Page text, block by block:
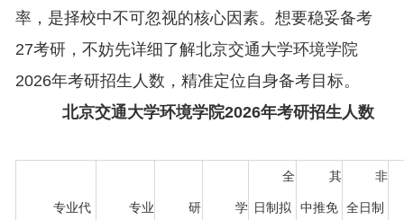
率，是择校中不可忽视的核心因素。想要稳妥备考
27考研，不妨先详细了解北京交通大学环境学院
2026年考研招生人数，精准定位自身备考目标。
北京交通大学环境学院2026年考研招生人数
专业代 专业 研 学
全
日制拟
其
中推免
非
全日制